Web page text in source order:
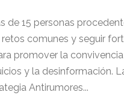
de 15 personas
comunes y seguir
promover la convivencia
y la desinformación.
Antirumores...